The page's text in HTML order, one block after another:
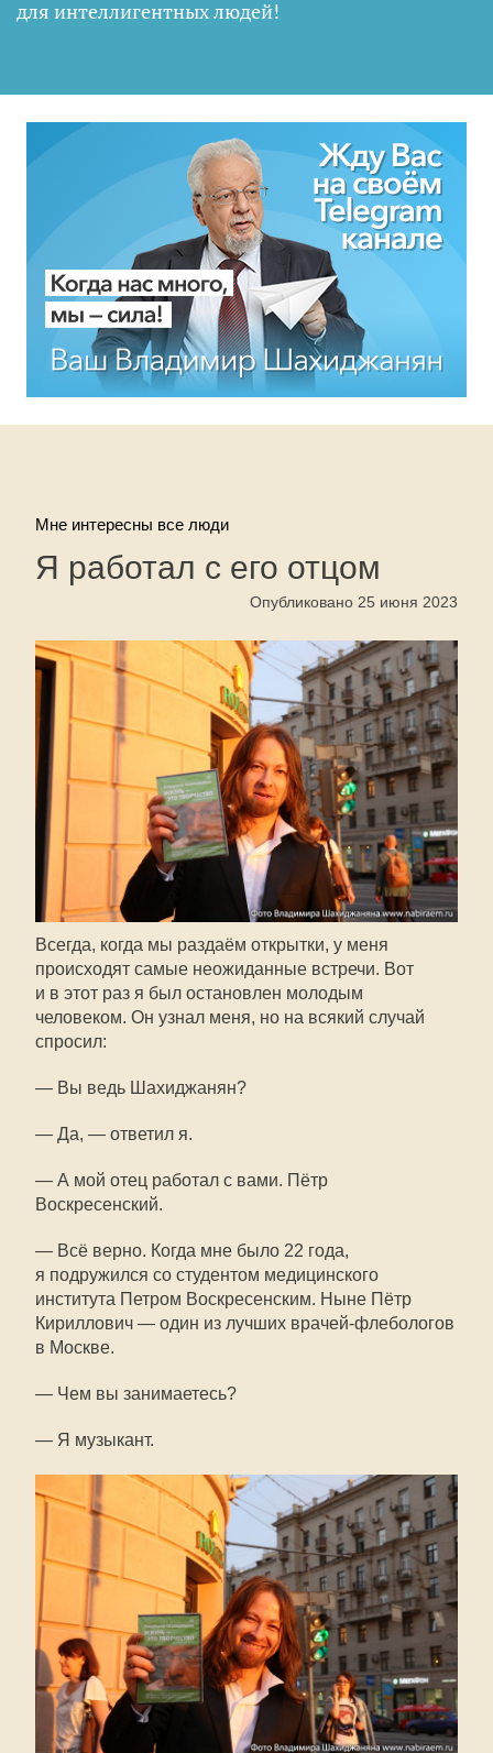
для интеллигентных людей!
Мне интересны все люди
Я работал с его отцом
Опубликовано 25 июня 2023
Всегда, когда мы раздаём открытки, у меня
происходят самые неожиданные встречи. Вот
и в этот раз я был остановлен молодым
человеком. Он узнал меня, но на всякий случай
спросил:
— Вы ведь Шахиджанян?
— Да, — ответил я.
— А мой отец работал с вами. Пётр
Воскресенский.
— Всё верно. Когда мне было 22 года,
я подружился со студентом медицинского
института Петром Воскресенским. Ныне Пётр
Кириллович — один из лучших врачей-флебологов
в Москве.
— Чем вы занимаетесь?
— Я музыкант.